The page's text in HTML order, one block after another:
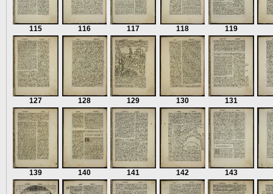
115 116 117 118 119
127 128 129 130 131
139 140 141 142 143